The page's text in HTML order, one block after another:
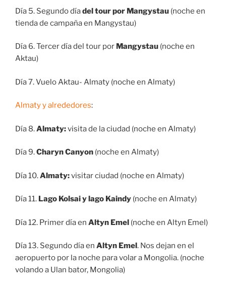
Día 5. Segundo díadel tour por Mangystau (noche en
tienda de campaña en Mangystau)
Día 6.Tercer día del tour por Mangystau (noche en
Aktau)
Día 7. Vuelo Aktau- Almaty (noche en Almaty)
Almaty y alrededores:
Día 8.Almaty:visita de la ciudad (noche en Almaty)
Día 9.Charyn Canyon (noche en Almaty)
Día 10.Almaty:visitar ciudad (noche en Almaty)
Día 11. Lago Kolsai y lago Kaindy (noche en Almaty)
Día 12. Primer día en Altyn Emel (noche en Altyn Emel)
Día 13. Segundo día en Altyn Emel. Nos dejan en el
aeropuerto por la noche para volar a Mongolia. (noche
volando a Ulan bator, Mongolia)